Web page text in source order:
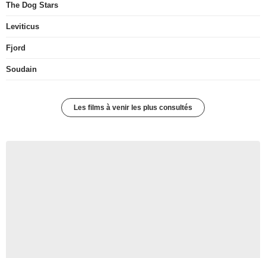
The Dog Stars
Leviticus
Fjord
Soudain
Les films à venir les plus consultés